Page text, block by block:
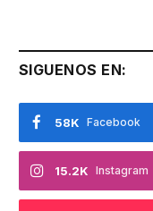
SIGUENOS EN:
Facebook
58K
Instagram
15.2K